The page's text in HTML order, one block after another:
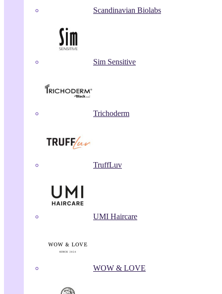
Scandinavian Biolabs
Sim Sensitive
Trichoderm
TruffLuv
UMI Haircare
WOW & LOVE